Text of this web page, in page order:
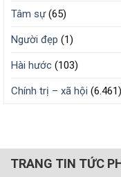
Tâm sự(65)
Người đẹp (1)
Hài hước (103)
Chính trị – xã hội (6.461)
TRANG TIN TỨC